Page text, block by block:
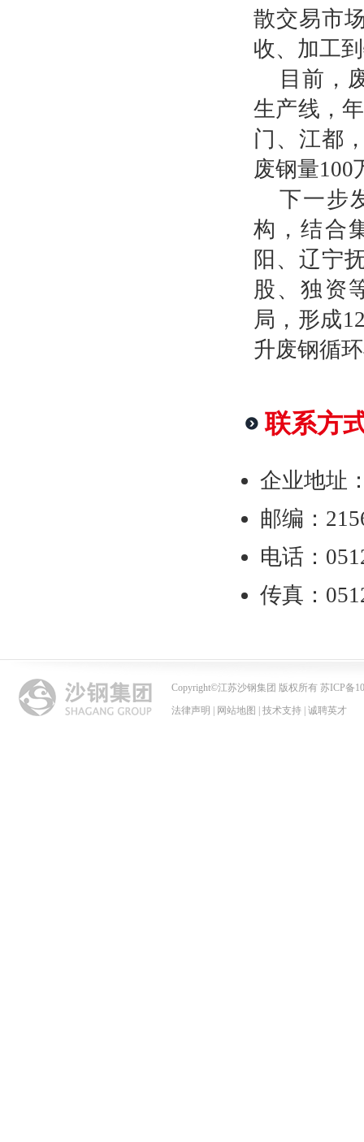
散交易市
收、加工
目前，
生产线，
门、江都
废钢量100
下一步
构，结合
阳、辽宁
股、独资
局，形成
升废钢循
联系方
企业地址
邮编：
电话：
传真：
Copyright©江苏沙钢集团 版权所有 苏ICP备
法律声明
网站地图 技术支持 诚聘英才